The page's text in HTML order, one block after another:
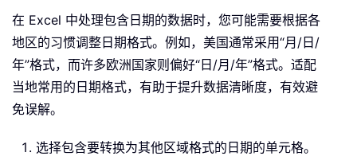
在 Excel 中处理包含日期的数据时，您可能需要根据各
地区的习惯调整日期格式。例如，美国通常采用“月/日/
年”格式，而许多欧洲国家则偏好“日/月/年”格式。适配
当地常用的日期格式，有助于提升数据清晰度，有效避
免误解。
选择包含要转换为其他区域格式的日期的单元格。